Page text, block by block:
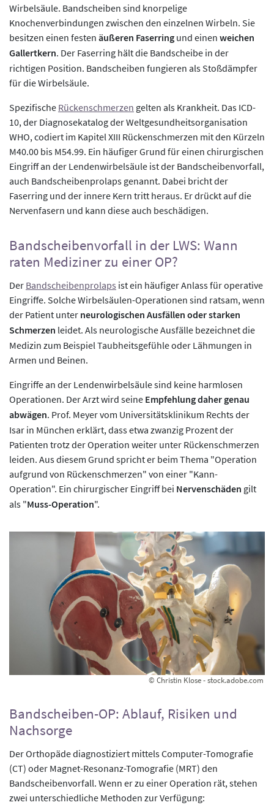
Wirbelsäule. Bandscheiben sind knorpelige
Knochenverbindungen zwischen den einzelnen Wirbeln. Sie
besitzen einen festen äußeren Faserring und einen weichen
Gallertkern. Der Faserring hält die Bandscheibe in der
richtigen Position. Bandscheiben fungieren als Stoßdämpfer
für die Wirbelsäule.
Spezifische Rückenschmerzen gelten als Krankheit. Das ICD-
10, der Diagnosekatalog der Weltgesundheitsorganisation
WHO, codiert im Kapitel XIII Rückenschmerzen mit den Kürzeln
M40.00 bis M54.99. Ein häufiger Grund für einen chirurgischen
Eingriff an der Lendenwirbelsäule ist der Bandscheibenvorfall,
auch Bandscheibenprolaps genannt. Dabei bricht der
Faserring und der innere Kern tritt heraus. Er drückt auf die
Nervenfasern und kann diese auch beschädigen.
Bandscheibenvorfall in der LWS: Wann
raten Mediziner zu einer OP?
Der Bandscheibenprolaps ist ein häufiger Anlass für operative
Eingriffe. Solche Wirbelsäulen-Operationen sind ratsam, wenn
der Patient unter neurologischen Ausfällen oder starken
Schmerzen leidet. Als neurologische Ausfälle bezeichnet die
Medizin zum Beispiel Taubheitsgefühle oder Lähmungen in
Armen und Beinen.
Eingriffe an der Lendenwirbelsäule sind keine harmlosen
Operationen. Der Arzt wird seine Empfehlung daher genau
abwägen. Prof. Meyer vom Universitätsklinikum Rechts der
Isar in München erklärt, dass etwa zwanzig Prozent der
Patienten trotz der Operation weiter unter Rückenschmerzen
leiden. Aus diesem Grund spricht er beim Thema "Operation
aufgrund von Rückenschmerzen" von einer "Kann-
Operation". Ein chirurgischer Eingriff bei Nervenschäden gilt
als "Muss-Operation".
© Christin Klose - stock.adobe.com
Bandscheiben-OP: Ablauf, Risiken und
Nachsorge
Der Orthopäde diagnostiziert mittels Computer-Tomografie
(CT) oder Magnet-Resonanz-Tomografie (MRT) den
Bandscheibenvorfall. Wenn er zu einer Operation rät, stehen
zwei unterschiedliche Methoden zur Verfügung: